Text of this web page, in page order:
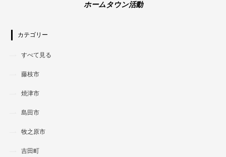
ホームタウン活動
カテゴリー
すべて見る
藤枝市
焼津市
島田市
牧之原市
吉田町